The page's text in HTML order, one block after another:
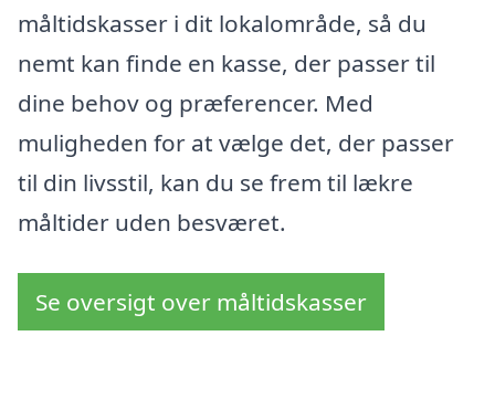
måltidskasser i dit lokalområde, så du
nemt kan finde en kasse, der passer til
dine behov og præferencer. Med
muligheden for at vælge det, der passer
til din livsstil, kan du se frem til lækre
måltider uden besværet.
Se oversigt over måltidskasser